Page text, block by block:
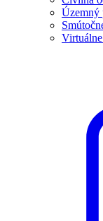
Územný